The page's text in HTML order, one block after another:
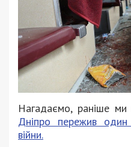
Нагадаємо, раніше
Дніпро пережив один
війни.